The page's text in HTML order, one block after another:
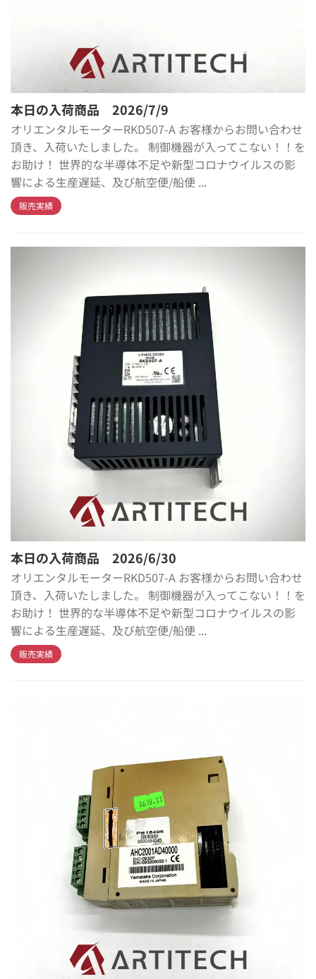
本日の入荷商品 2026/7/9
オリエンタルモーターRKD507-A お客様からお問い合わせ
頂き、入荷いたしました。 制御機器が入ってこない！！を
お助け！ 世界的な半導体不足や新型コロナウイルスの影
響による生産遅延、及び航空便/船便 ...
販売実績
本日の入荷商品 2026/6/30
オリエンタルモーターRKD507-A お客様からお問い合わせ
頂き、入荷いたしました。 制御機器が入ってこない！！を
お助け！ 世界的な半導体不足や新型コロナウイルスの影
響による生産遅延、及び航空便/船便 ...
販売実績